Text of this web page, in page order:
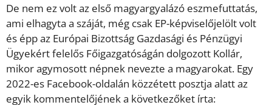
De nem ez volt az első magyargyalázó eszmefuttatás,
ami elhagyta a száját, még csak EP-képviselőjelölt volt
és épp az Európai Bizottság Gazdasági és Pénzügyi
Ügyekért felelős Főigazgatóságán dolgozott Kollár,
mikor agymosott népnek nevezte a magyarokat. Egy
2022-es Facebook-oldalán közzétett posztja alatt az
egyik kommentelőjének a következőket írta: